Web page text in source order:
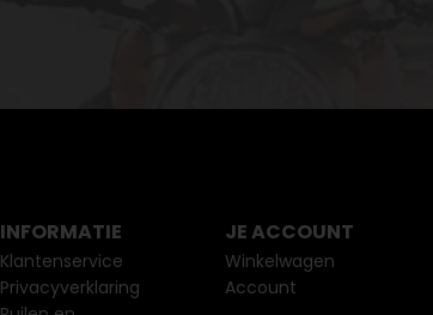
INFORMATIE
Klantenservice
Privacyverklaring
JE ACCOUNT
Winkelwagen
Account